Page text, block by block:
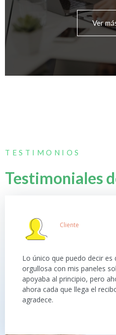
Ver
TESTIMONIOS
Testimoniales
Cliente
Lo único que puedo decir
orgullosa con mis paneles
apoyaba al principio, pero
ahora cada que llega el
agradece.